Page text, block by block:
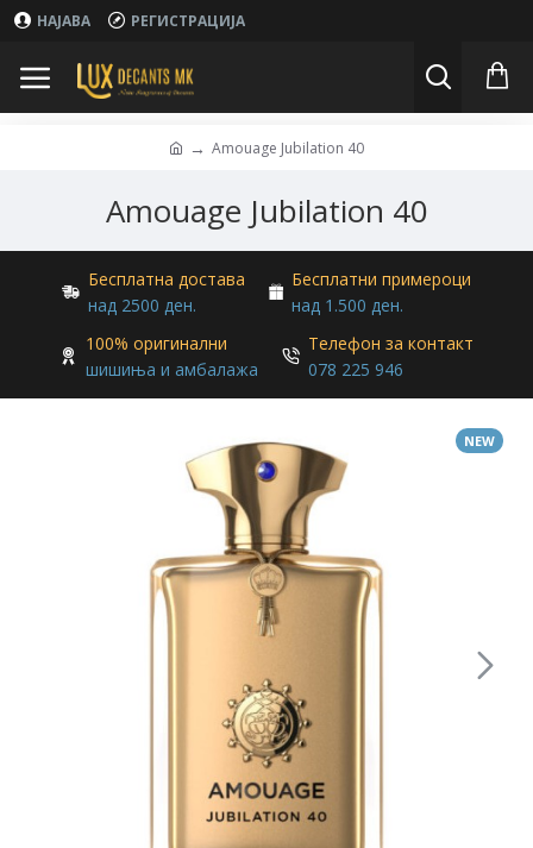
НАЈАВА РЕГИСТРАЦИЈА
Amouage Jubilation 40
Amouage Jubilation 40
Бесплатна достава
над 2500 ден.
Бесплатни примероци
над 1.500 ден.
100% оригинални
шишиња и амбалажа
Телефон за контакт
078 225 946
NEW